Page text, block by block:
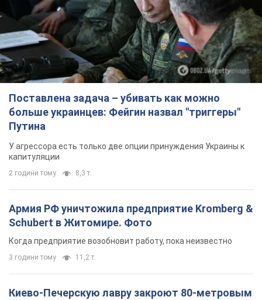
Поставлена задача – убивать как можно
больше украинцев: Фейгин назвал "триггеры"
Путина
У агрессора есть только две опции принуждения Украины к
капитуляции
2 години тому 8,3 т.
Армия РФ уничтожила предприятие Kromberg &
Schubert в Житомире. Фото
Когда предприятие возобновит работу, пока неизвестно
3 години тому 11,2 т.
Киево-Печерскую лавру закроют 80-метровым